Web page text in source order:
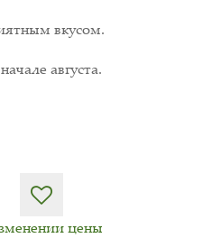
вкусом.
августа.
цены